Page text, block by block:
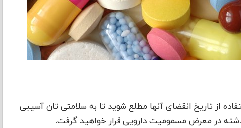
از تاریخ انقضای آنها مطلع شوید تا به سلامتی تان آسیبی
در معرض مسمومیت دارویی قرار خواهید گرفت.